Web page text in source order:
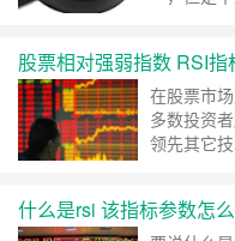
股票相对强弱指数 RSI指
在股票市
多数投资
领先其它
什么是rsi 该指标参数怎